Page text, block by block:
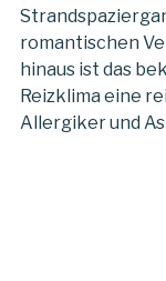
romantischen
hinaus ist das
Reizklima eine
Allergiker und